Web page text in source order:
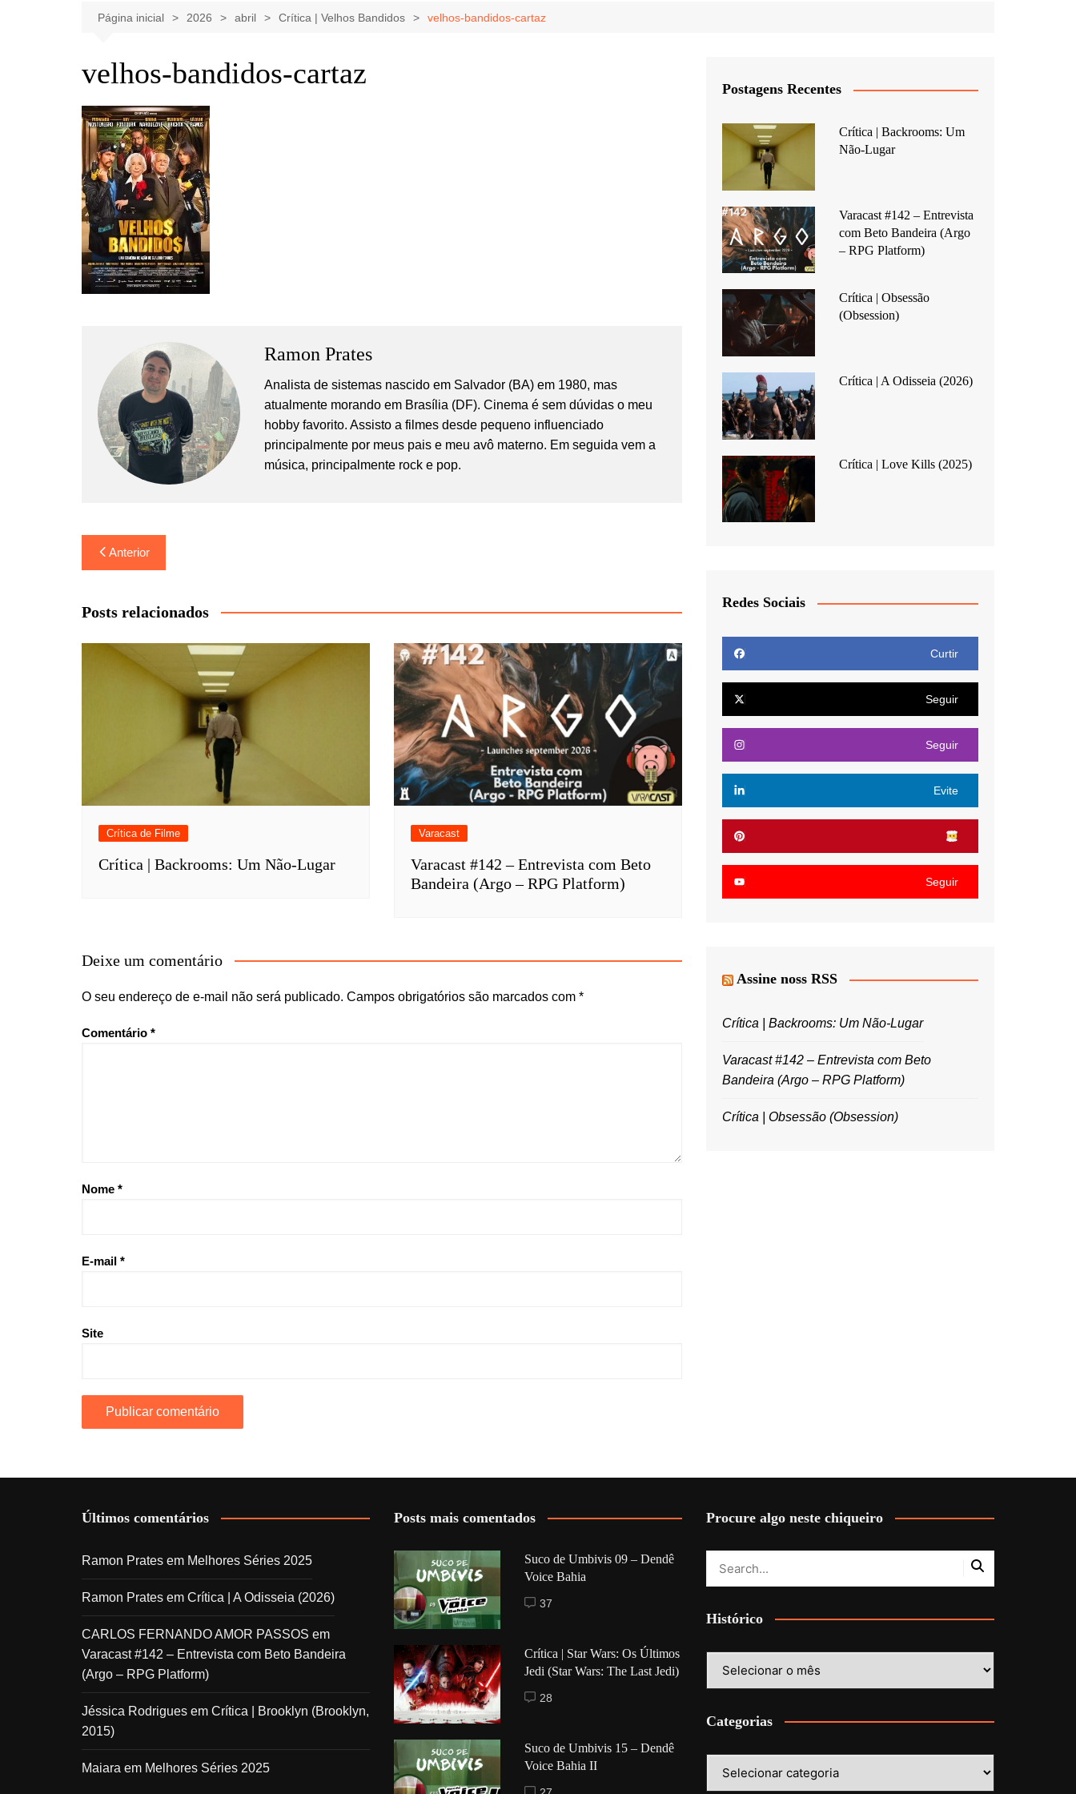
Celebridades
Música
Notícias
Clássicos
Livros
Game ReviewRadiola Torresmo
Tv
Página inicial 2026 abril Crítica | Velhos Bandidos velhos-bandidos-cartaz
velhos-bandidos-cartaz
Ramon Prates
Analista de sistemas nascido em Salvador (BA) em 1980, mas
atualmente morando em Brasília (DF). Cinema é sem dúvidas o meu
hobby favorito. Assisto a filmes desde pequeno influenciado
principalmente por meus pais e meu avô materno. Em seguida vem a
música, principalmente rock e pop.
Navegação
de
Post
Anterior
Posts relacionados
Crítica de Filme
Crítica | Backrooms: Um Não-Lugar
Varacast
Varacast #142 – Entrevista com Beto
Bandeira (Argo – RPG Platform)
Deixe um comentário
O seu endereço de e-mail não será publicado. Campos obrigatórios são marcados com *
Comentário *
Nome *
E-mail *
Site
Postagens Recentes
Crítica | Backrooms: Um
Não-Lugar
Varacast #142 – Entrevista
com Beto Bandeira (Argo
– RPG Platform)
Crítica | Obsessão
(Obsession)
Crítica | A Odisseia (2026)
Crítica | Love Kills (2025)
Redes Sociais
Curtir
Seguir
Seguir
Evite
Seguir
Assine noss RSS
Crítica | Backrooms: Um Não-Lugar
Varacast #142 – Entrevista com Beto
Bandeira (Argo – RPG Platform)
Crítica | Obsessão (Obsession)
Últimos comentários
Ramon Prates em Melhores Séries 2025
Ramon Prates em Crítica | A Odisseia (2026)
CARLOS FERNANDO AMOR PASSOS em
Varacast #142 – Entrevista com Beto Bandeira
(Argo – RPG Platform)
Jéssica Rodrigues em Crítica | Brooklyn (Brooklyn,
2015)
Maiara em Melhores Séries 2025
Posts mais comentados
Suco de Umbivis 09 – Dendê
Voice Bahia
37
Crítica | Star Wars: Os Últimos
Jedi (Star Wars: The Last Jedi)
28
Suco de Umbivis 15 – Dendê
Voice Bahia II
Procure algo neste chiqueiro
Histórico
Categorias